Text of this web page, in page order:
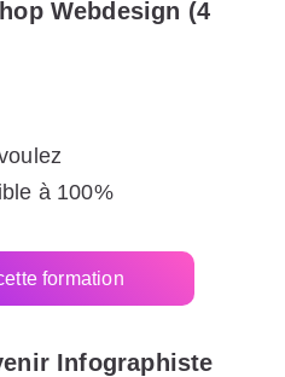
Webdesign (4
à 100%
formation
Infographiste